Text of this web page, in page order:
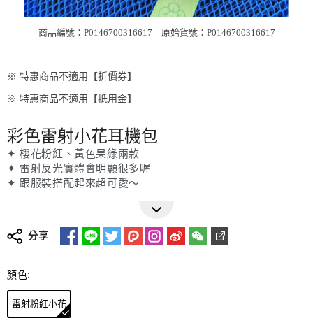
商品編號：P0146700316617 原始貨號：P0146700316617
※ 特惠商品不適用【折價券】
※ 特惠商品不適用【抵用金】
彩色雷射小花耳機包
✦ 櫻花粉紅、黃色果綠兩款
✦ 雷射反光實體會明顯很多喔
✦ 跟服裝搭配起來超可愛～
更多詳細介紹
分享
顏色:
雷射粉紅小花